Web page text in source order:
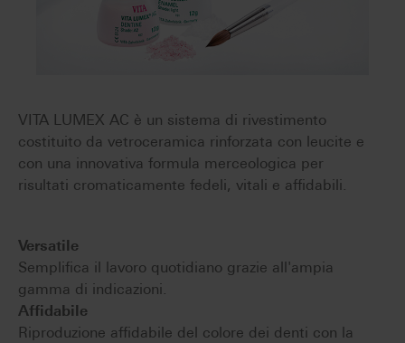
VITA LUMEX AC è un sistema di rivestimento
costituito da vetroceramica rinforzata con leucite e
con una innovativa formula merceologica per
risultati cromaticamente fedeli, vitali e affidabili.
Versatile
Semplifica il lavoro quotidiano grazie all'ampia
gamma di indicazioni.
Affidabile
Riproduzione affidabile del colore dei denti con la